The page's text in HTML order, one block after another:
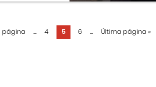
página ... 4 5 6 ... Última página »